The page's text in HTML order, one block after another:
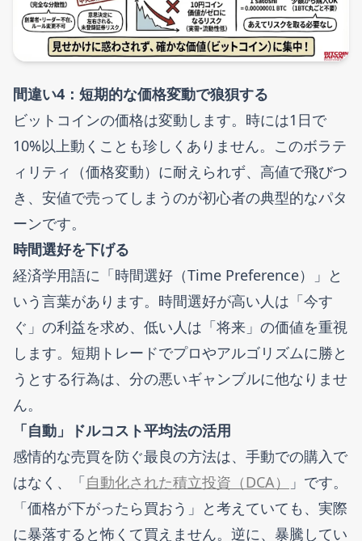
間違い4：短期的な価格変動で狼狽する
ビットコインの価格は変動します。時には1日で
10%以上動くことも珍しくありません。このボラテ
ィリティ（価格変動）に耐えられず、高値で飛びつ
き、安値で売ってしまうのが初心者の典型的なパタ
ーンです。
時間選好を下げる
経済学用語に「時間選好（Time Preference）」と
いう言葉があります。時間選好が高い人は「今す
ぐ」の利益を求め、低い人は「将来」の価値を重視
します。短期トレードでプロやアルゴリズムに勝と
うとする行為は、分の悪いギャンブルに他なりませ
ん。
「自動」ドルコスト平均法の活用
感情的な売買を防ぐ最良の方法は、手動での購入で
はなく、「自動化された積立投資（DCA）
」です。
「価格が下がったら買おう」と考えていても、実際
に暴落すると怖くて買えません。逆に、暴騰してい